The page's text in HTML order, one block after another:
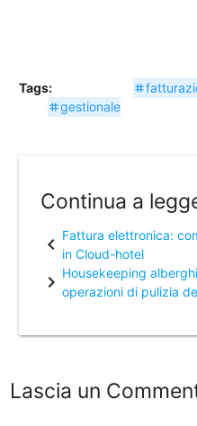
Tags: tag
taggestionale
Continua a
chevron_left Fattura elettronica:
in Cloud-hotel
chevron_right Housekeeping
operazioni di pulizia
Lascia un